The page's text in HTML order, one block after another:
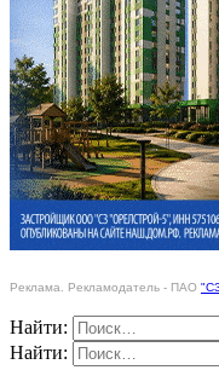
Реклама. Рекламодатель - ПАО
Найти:
Найти: